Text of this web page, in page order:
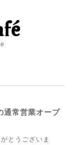
通常営業オープ
とうございま